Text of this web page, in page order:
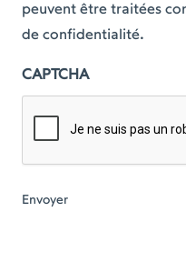
peuvent être traitées
de confidentialité.
CAPTCHA